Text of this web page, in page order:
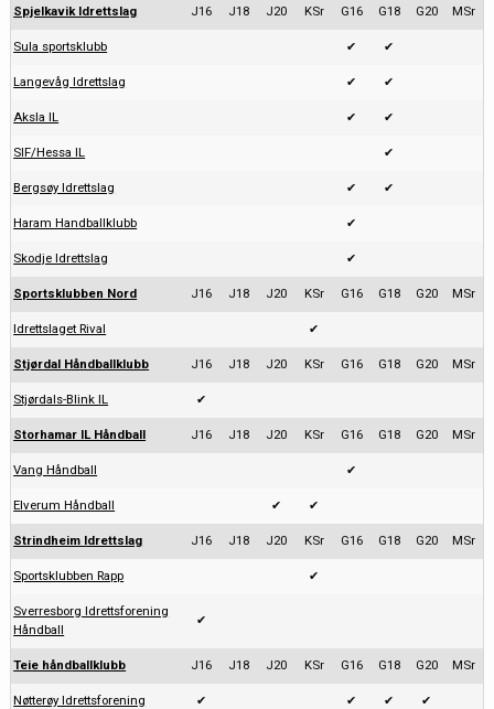
Spjelkavik Idrettslag J16 J18 J20 KSr G16 G18 G20 MSr
Sula sportsklubb ✔ ✔
Langevåg Idrettslag ✔ ✔
Aksla IL ✔ ✔
SIF/Hessa IL ✔
Bergsøy Idrettslag ✔ ✔
Haram Handballklubb ✔
Skodje Idrettslag ✔
Sportsklubben Nord J16 J18 J20 KSr G16 G18 G20 MSr
Idrettslaget Rival ✔
Stjørdal Håndballklubb J16 J18 J20 KSr G16 G18 G20 MSr
Stjørdals-Blink IL ✔
Storhamar IL Håndball J16 J18 J20 KSr G16 G18 G20 MSr
Vang Håndball ✔
Elverum Håndball ✔ ✔
Strindheim Idrettslag J16 J18 J20 KSr G16 G18 G20 MSr
Sportsklubben Rapp ✔
Sverresborg Idrettsforening
Håndball
✔
Teie håndballklubb J16 J18 J20 KSr G16 G18 G20 MSr
Nøtterøy Idrettsforening ✔ ✔ ✔ ✔